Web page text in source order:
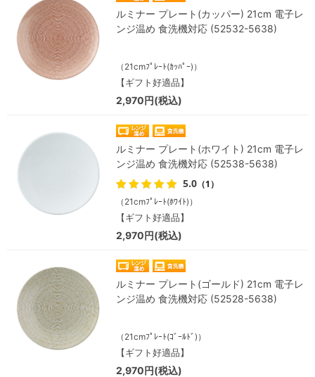
ルミナー プレート(カッパー) 21cm 電子レ
ンジ温め 食洗機対応 (52532-5638)
（21cmﾌﾟﾚｰﾄ(ｶｯﾊﾟｰ)）
【ギフト好適品】
2,970円(税込)
ルミナー プレート(ホワイト) 21cm 電子レ
ンジ温め 食洗機対応 (52538-5638)
5.0 （1）
（21cmﾌﾟﾚｰﾄ(ﾎﾜｲﾄ)）
【ギフト好適品】
2,970円(税込)
ルミナー プレート(ゴールド) 21cm 電子レ
ンジ温め 食洗機対応 (52528-5638)
（21cmﾌﾟﾚｰﾄ(ｺﾞｰﾙﾄﾞ)）
【ギフト好適品】
2,970円(税込)